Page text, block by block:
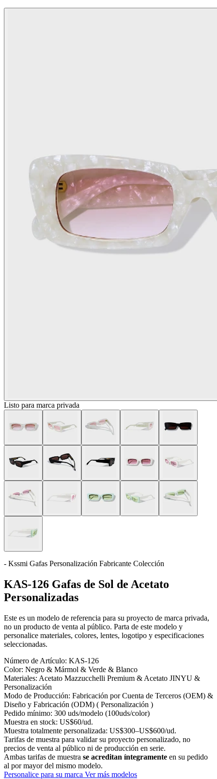
Listo para marca privada
- Kssmi Gafas Personalización Fabricante Colección
KAS-126 Gafas de Sol de Acetato
Personalizadas
Este es un modelo de referencia para su proyecto de marca privada,
no un producto de venta al público. Parta de este modelo y
personalice materiales, colores, lentes, logotipo y especificaciones
seleccionadas.
Número de Artículo: KAS-126
Color: Negro & Mármol & Verde & Blanco
Materiales: Acetato Mazzucchelli Premium & Acetato JINYU &
Personalización
Modo de Producción: Fabricación por Cuenta de Terceros (OEM) &
Diseño y Fabricación (ODM) ( Personalización )
Pedido mínimo: 300 uds/modelo (100uds/color)
Muestra en stock: US$60/ud.
Muestra totalmente personalizada: US$300–US$600/ud.
Tarifas de muestra para validar su proyecto personalizado, no
precios de venta al público ni de producción en serie.
Ambas tarifas de muestra se acreditan íntegramente en su pedido
al por mayor del mismo modelo.
Personalice para su marca Ver más modelos